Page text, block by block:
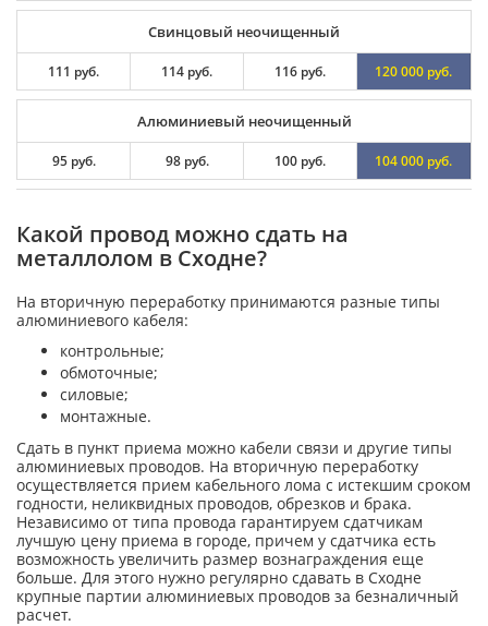
Свинцовый неочищенный
111 руб. 114 руб. 116 руб. 120 000 руб.
Алюминиевый неочищенный
95 руб. 98 руб. 100 руб. 104 000 руб.
Какой провод можно сдать на
металлолом в Сходне?
На вторичную переработку принимаются разные типы
алюминиевого кабеля:
контрольные;
обмоточные;
силовые;
монтажные.
Сдать в пункт приема можно кабели связи и другие типы
алюминиевых проводов. На вторичную переработку
осуществляется прием кабельного лома с истекшим сроком
годности, неликвидных проводов, обрезков и брака.
Независимо от типа провода гарантируем сдатчикам
лучшую цену приема в городе, причем у сдатчика есть
возможность увеличить размер вознаграждения еще
больше. Для этого нужно регулярно сдавать в Сходне
крупные партии алюминиевых проводов за безналичный
расчет.